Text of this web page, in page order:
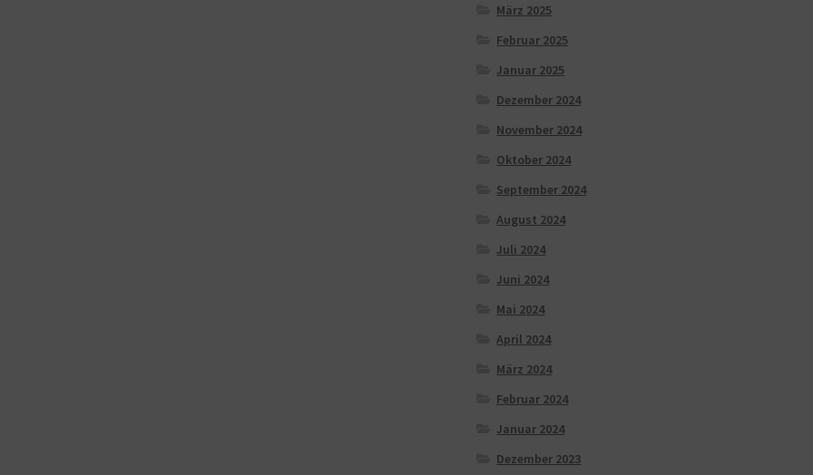
März 2025
Februar 2025
Januar 2025
Dezember 2024
November 2024
Oktober 2024
September 2024
August 2024
Juli 2024
Juni 2024
Mai 2024
April 2024
März 2024
Februar 2024
Januar 2024
Dezember 2023